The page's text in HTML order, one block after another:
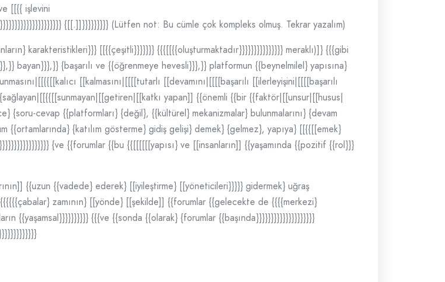
[[{{ işlevini
{[[.]]}}}}}}}}} (Lütfen not: Bu cümle çok kompleks olmuş. Tekrar yazalım)
karakteristikleri}}} [[{{çeşitli}}}}}}} {{{[[{{oluşturmaktadır}}}}}}}}}}}}}}} meraklı)]} {{{gibi
bayan}}},}} {başarılı ve {{öğrenmeye hevesli}}},}} platformun {{beynelmilel} yapısına}
[[kalmasını|[[[[tutarlı [[devamını|[[[[başarılı [[ilerleyişini|[[[[başarılı
yapan]] {{önemli {{bir {{faktör|[[unsur|[[husus|
cevap {{platformları} {değil}, {{kültürel} mekanizmalar} bulunmalarını} {devam
{katılım gösterme} gidiş gelişi} demek} {gelmez}, yapıya} [[{{[[emek}
{ve {{forumlar {{bu {{[[[[[[yapısı} ve [[insanların]] {{yaşamında {{pozitif {{rol}}}
{{uzun {{vadede} ederek} [[iyileştirme} [[yöneticileri}}}}} gidermek} uğraş
zamının} [[yönde} [[şekilde]] {{forumlar {{gelecekte de {{{{merkezi}
{{yaşamsal}}}}}}}}}} {{{ve {{sonda {{olarak} {forumlar {{başında}}}}}}}}}}}}}}}}}}}}